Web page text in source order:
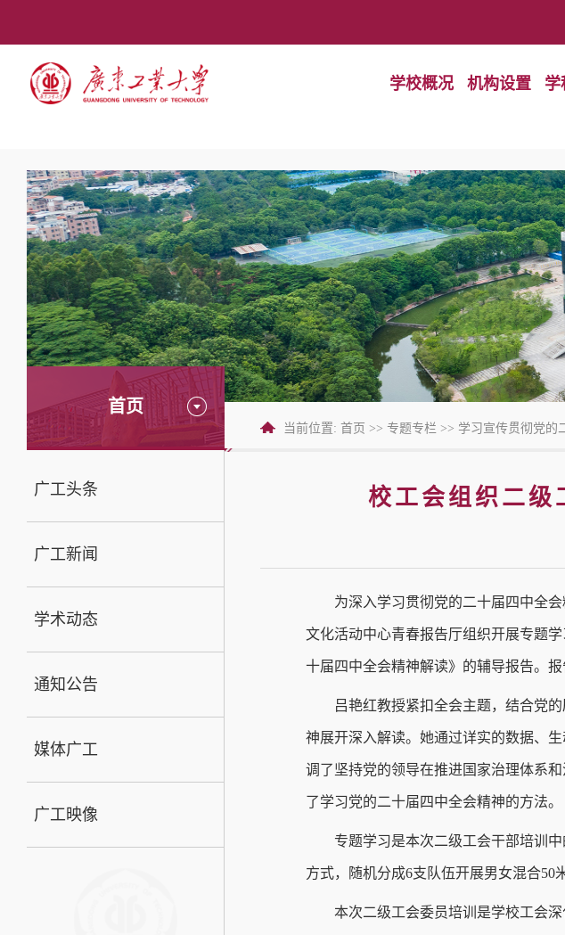
学校概况 机构设置 学
首页
广工头条
广工新闻
学术动态
通知公告
媒体广工
广工映像
当前位置: 首页 >> 专题专栏 >> 学习宣传贯彻党的
校工会组织二级
为深入学习贯彻党的二十届四中全
文化活动中心青春报告厅组织开展专题
十届四中全会精神解读》的辅导报告。
吕艳红教授紧扣全会主题，结合党
神展开深入解读。她通过详实的数据、
调了坚持党的领导在推进国家治理体系
了学习党的二十届四中全会精神的方法。
专题学习是本次二级工会干部培训
方式，随机分成6支队伍开展男女混合50
本次二级工会委员培训是学校工会